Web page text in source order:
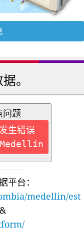
。
问题
生错误
平台：
medellin/est
&